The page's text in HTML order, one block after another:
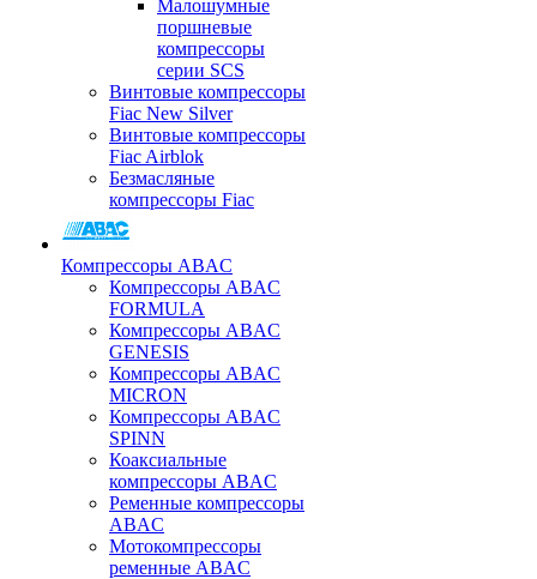
Малошумные
поршневые
компрессоры
серии SCS
Винтовые компрессоры
Fiac New Silver
Винтовые компрессоры
Fiac Airblok
Безмасляные
компрессоры Fiac
Компрессоры ABAC
Компрессоры ABAC
FORMULA
Компрессоры ABAC
GENESIS
Компрессоры ABAC
MICRON
Компрессоры ABAC
SPINN
Коаксиальные
компрессоры ABAC
Ременные компрессоры
ABAC
Мотокомпрессоры
ременные ABAC